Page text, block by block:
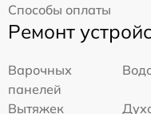
Способы оплаты
Ремонт
Варочных
панелей
Вытяжек